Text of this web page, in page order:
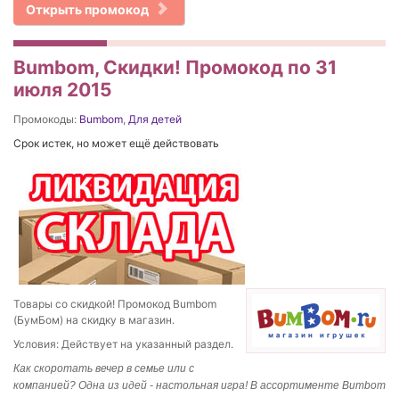
Открыть промокод
Bumbom, Скидки! Промокод по 31
июля 2015
Промокоды: Bumbom Для детей
Срок истек, но может ещё действовать
Товары со скидкой! Промокод Bumbom
(БумБом) на скидку в магазин.
Условия: Действует на указанный раздел.
Как скоротать вечер в семье или с
компанией? Одна из идей - настольная игра! В ассортименте Bumbom